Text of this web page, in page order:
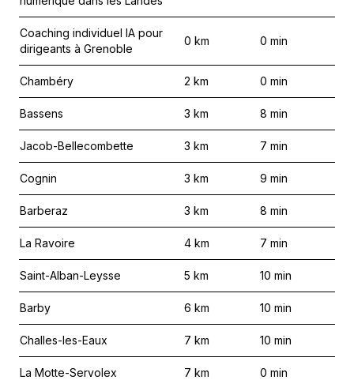
Coaching individuel IA pour
dirigeants à Grenoble
0 km 0 min
Chambéry 2 km 0 min
Bassens 3 km 8 min
Jacob-Bellecombette 3 km 7 min
Cognin 3 km 9 min
Barberaz 3 km 8 min
La Ravoire 4 km 7 min
Saint-Alban-Leysse 5 km 10 min
Barby 6 km 10 min
Challes-les-Eaux 7 km 10 min
La Motte-Servolex 7 km 0 min